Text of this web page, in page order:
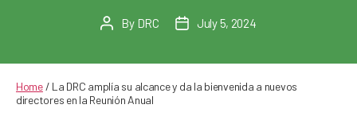
PostBy DRC
PostJuly 5, 2024
Home/ La DRC amplía su alcance y da la bienvenida a nuevos
directores en la Reunión Anual